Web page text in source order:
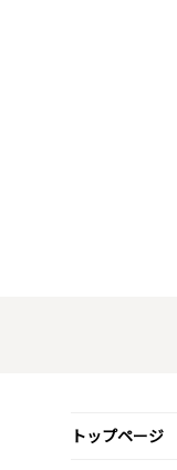
トップページ